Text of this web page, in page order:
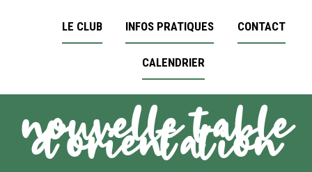
LE CLUB INFOS PRATIQUES CONTACT
CALENDRIER
nouvelle table
d’orientation